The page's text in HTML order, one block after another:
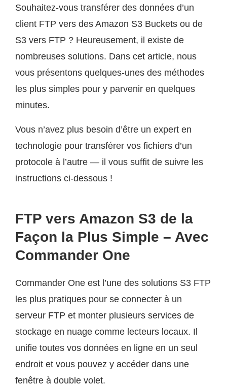
Souhaitez-vous transférer des données d’un
client FTP vers des Amazon S3 Buckets ou de
S3 vers FTP ? Heureusement, il existe de
nombreuses solutions. Dans cet article, nous
vous présentons quelques-unes des méthodes
les plus simples pour y parvenir en quelques
minutes.
Vous n’avez plus besoin d’être un expert en
technologie pour transférer vos fichiers d’un
protocole à l’autre — il vous suffit de suivre les
instructions ci-dessous !
FTP vers Amazon S3 de la
Façon la Plus Simple – Avec
Commander One
Commander One est l’une des solutions S3 FTP
les plus pratiques pour se connecter à un
serveur FTP et monter plusieurs services de
stockage en nuage comme lecteurs locaux. Il
unifie toutes vos données en ligne en un seul
endroit et vous pouvez y accéder dans une
fenêtre à double volet.